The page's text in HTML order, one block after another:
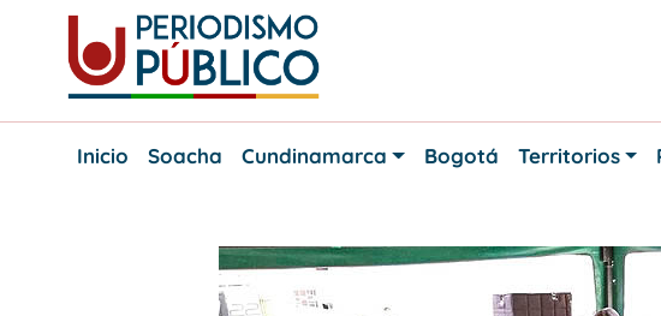
content
Periodismo
Noticias
Inicio
Soacha Cundinamarca Bogotá Territorios